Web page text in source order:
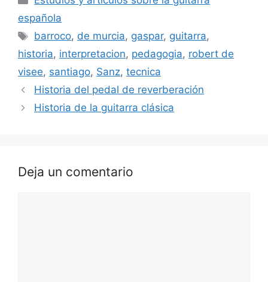
española
Etiquetas
barroco, de murcia, gaspar, guitarra,
historia, interpretacion, pedagogia, robert de
visee, santiago, Sanz, tecnica
Historia del pedal de reverberación
Historia de la guitarra clásica
Deja un comentario